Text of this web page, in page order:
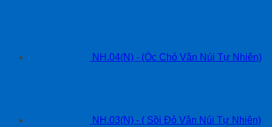
NH.04(N) - (Óc Chó Vân Núi Tự Nhiên)
NH.03(N) - ( Sồi Đỏ Vân Núi Tự Nhiên)